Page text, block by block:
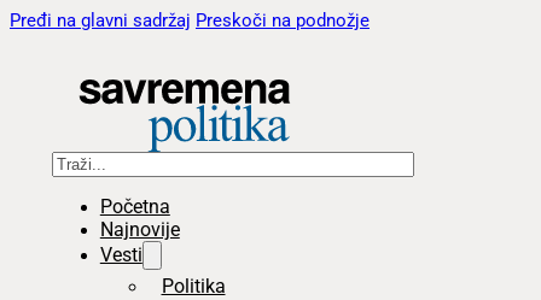
Pređi na glavni sadržaj Preskoči na podnožje
Pretraga
Početna
Najnovije
Vesti
Politika